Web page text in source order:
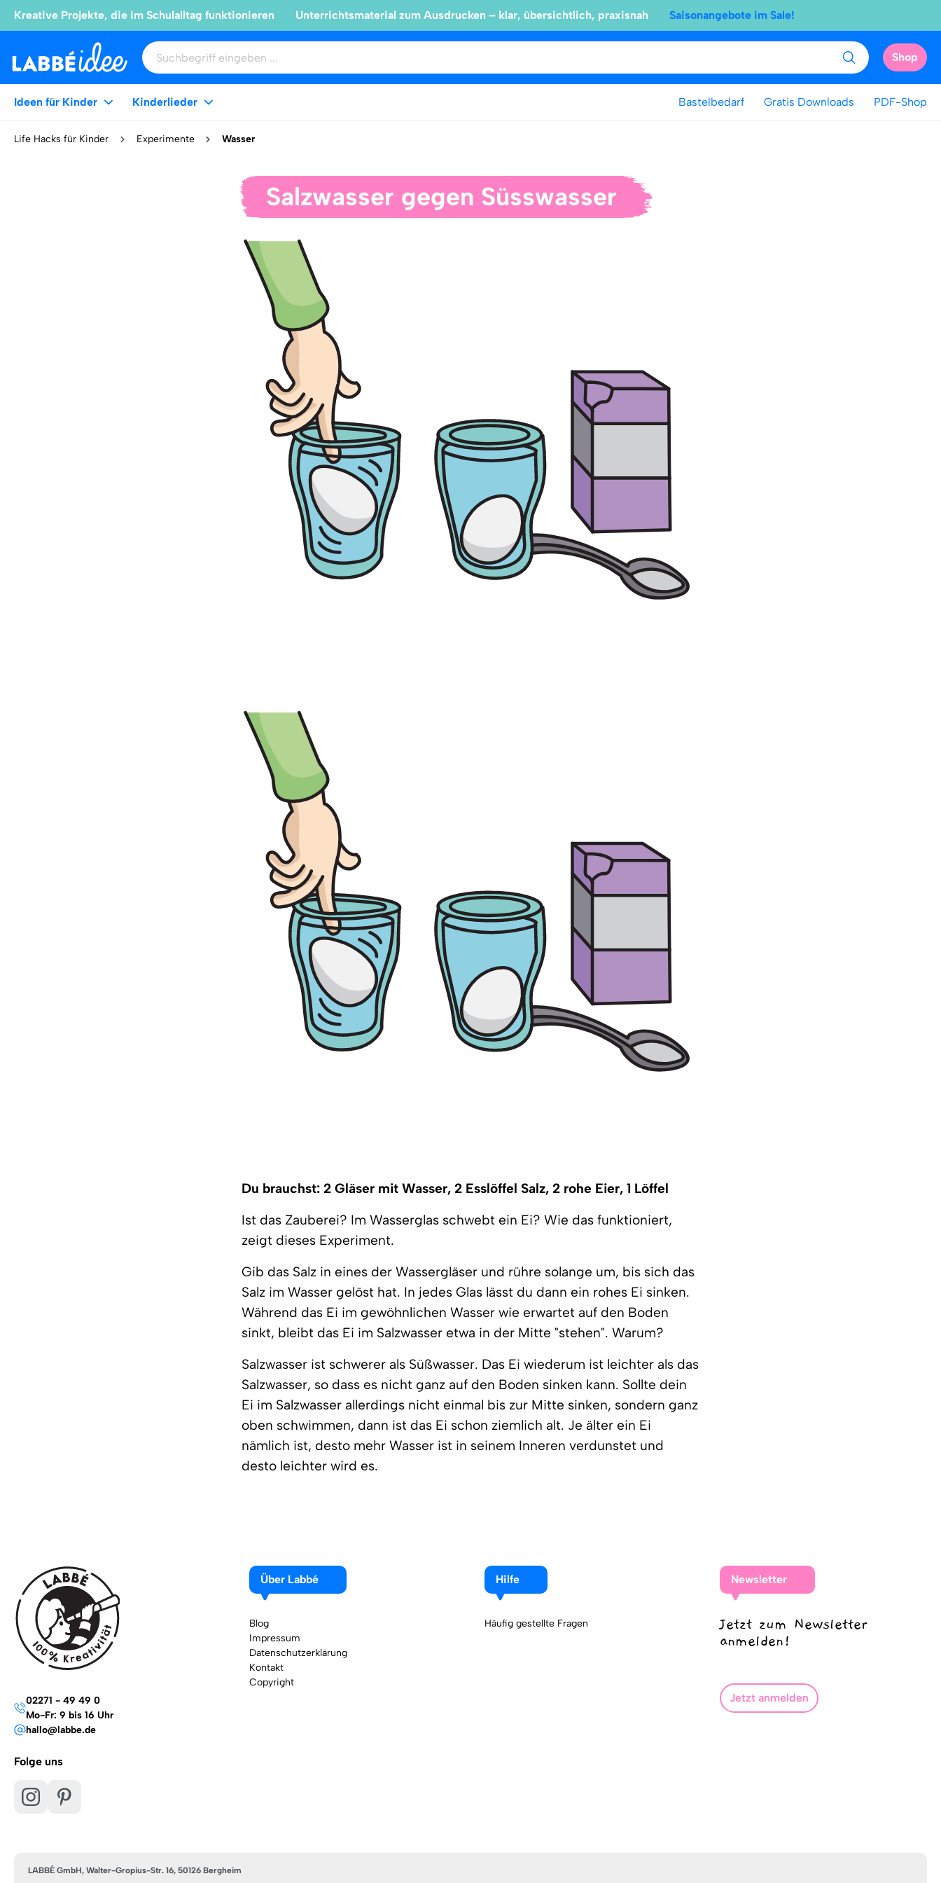
Kreative Projekte, die im Schulalltag funktionieren Unterrichtsmaterial zum Ausdrucken – klar, übersichtlich, praxisnah Saisonangebote im Sale!
Shop
Ideen für Kinder Kinderlieder Bastelbedarf Gratis Downloads PDF-Shop
Life Hacks für Kinder Experimente Wasser
Salzwasser gegen Süsswasser
Du brauchst: 2 Gläser mit Wasser, 2 Esslöffel Salz, 2 rohe Eier, 1 Löffel
Ist das Zauberei? Im Wasserglas schwebt ein Ei? Wie das funktioniert,
zeigt dieses Experiment.
Gib das Salz in eines der Wassergläser und rühre solange um, bis sich das
Salz im Wasser gelöst hat. In jedes Glas lässt du dann ein rohes Ei sinken.
Während das Ei im gewöhnlichen Wasser wie erwartet auf den Boden
sinkt, bleibt das Ei im Salzwasser etwa in der Mitte "stehen". Warum?
Salzwasser ist schwerer als Süßwasser. Das Ei wiederum ist leichter als das
Salzwasser, so dass es nicht ganz auf den Boden sinken kann. Sollte dein
Ei im Salzwasser allerdings nicht einmal bis zur Mitte sinken, sondern ganz
oben schwimmen, dann ist das Ei schon ziemlich alt. Je älter ein Ei
nämlich ist, desto mehr Wasser ist in seinem Inneren verdunstet und
desto leichter wird es.
02271 - 49 49 0
Mo-Fr: 9 bis 16 Uhr
hallo@labbe.de
Folge uns
Über Labbé
Blog
Impressum
Datenschutzerklärung
Kontakt
Copyright
Hilfe
Häufig gestellte Fragen
Newsletter
Jetzt zum Newsletter
anmelden!
Jetzt anmelden
LABBÉ GmbH, Walter-Gropius-Str. 16, 50126 Bergheim